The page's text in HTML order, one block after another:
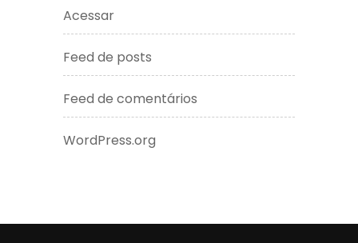
Acessar
Feed de posts
Feed de comentários
WordPress.org